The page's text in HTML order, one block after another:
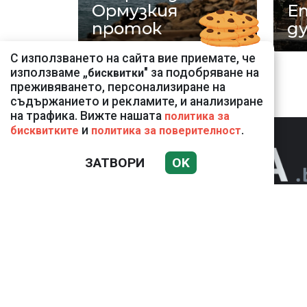
Ормузкия
проток
С използването на сайта вие приемате, че
използваме „бисквитки" за подобряване на
преживяването, персонализиране на
съдържанието и рекламите, и анализиране
на трафика. Вижте нашата политика за
бисквитките и политика за поверителност.
ЗАТВОРИ OK